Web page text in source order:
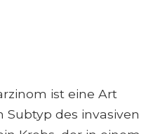
ist eine Art
Subtyp des invasiven